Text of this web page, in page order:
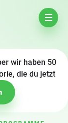
wir haben 50
die du jetzt